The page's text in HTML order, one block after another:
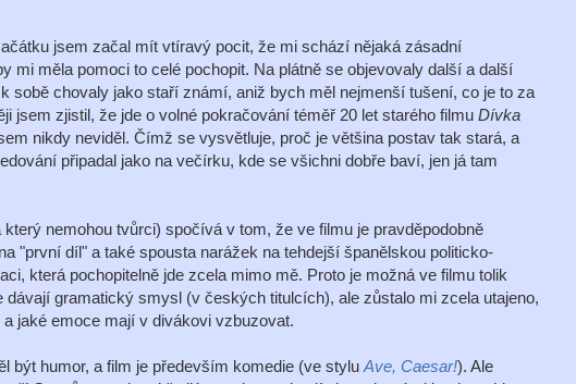
jsem začal mít vtíravý pocit, že mi schází nějaká zásadní
mi měla pomoci to celé pochopit. Na plátně se objevovaly další a další
sobě chovaly jako staří známí, aniž bych měl nejmenší tušení, co je to za
jsem zjistil, že jde o volné pokračování téměř 20 let starého filmu Dívka
nikdy neviděl. Čímž se vysvětluje, proč je většina postav tak stará, a
připadal jako na večírku, kde se všichni dobře baví, jen já tam
nemohou tvůrci) spočívá v tom, že ve filmu je pravděpodobně
"první díl" a také spousta narážek na tehdejší španělskou politicko-
která pochopitelně jde zcela mimo mě. Proto je možná ve filmu tolik
dávají gramatický smysl (v českých titulcích), ale zůstalo mi zcela utajeno,
a jaké emoce mají v divákovi vzbuzovat.
být humor, a film je především komedie (ve stylu Ave, Caesar!). Ale